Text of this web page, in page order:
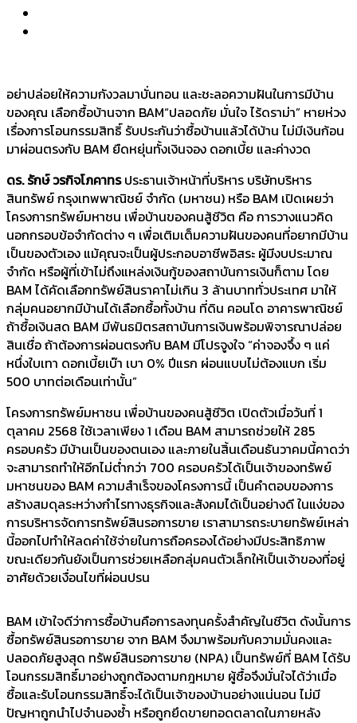
อย่าปล่อยให้ความกังวลมาบั่นทอน และชะลอความฝันในการมีบ้าน
ของคุณ เลือกซื้อบ้านจาก BAM“ปลอดภัย มั่นใจ ไร้ดราม่า” หายห่วง
เรื่องการโอนกรรมสิทธิ์ รับประกันว่าซื้อบ้านแล้วได้บ้าน ไม่มีเงินก้อน
มาผ่อนตรงกับ BAM ยืดหยุ่นทั้งเงินจอง ดอกเบี้ย และค่างวด
ดร. รักษ์ วรกิจโภคาทรประธานเจ้าหน้าที่บริหาร บริษัทบริหาร
สินทรัพย์ กรุงเทพพาณิชย์ จำกัด (มหาชน) หรือ BAM เปิดเผยว่า
โครงการทรัพย์มหาชน เพื่อบ้านของคนสู้ชีวิต คือ การวางแนวคิด
นอกกรอบข้อจำกัดต่าง ๆ เพื่อเติมเต็มความฝันของคนที่อยากมีบ้าน
เป็นของตัวเอง แม้คุณจะเป็นผู้ประกอบอาชีพอิสระ ผู้มีงบประมาณ
จำกัด หรือผู้ที่เข้าไม่ถึงแหล่งเงินกู้ของสถาบันการเงินก็ตาม โดย
BAM ได้คัดเลือกทรัพย์สินราคาไม่เกิน 3 ล้านบาททั่วประเทศ มาให้
กลุ่มคนอยากมีบ้านได้เลือกซื้อทั้งบ้าน ที่ดิน คอนโด อาคารพาณิชย์
ถ้าซื้อเงินสด BAM มีพันธมิตรสถาบันการเงินพร้อมพิจารณาปล่อย
สินเชื่อ ถ้าต้องการผ่อนตรงกับ BAM มีโปรจูงใจ “ค่าจองจึ้ง ๆ แค่
หนึ่งใบเทา ดอกเบี้ยเบ๊า เบา 0% ปีแรก ผ่อนแบบไม่ต้องแบก เริ่ม
500 บาทต่อเดือนเท่านั้น”
โครงการทรัพย์มหาชน เพื่อบ้านของคนสู้ชีวิต เปิดตัวเมื่อวันที่ 1
ตุลาคม 2568 ใช้เวลาเพียง 1 เดือน BAM สามารถช่วยให้ 285
ครอบครัว มีบ้านเป็นของตนเอง และภายในสิ้นเดือนธันวาคมนี้คาดว่า
จะสามารถทำให้อีกไม่ต่ำกว่า 700 ครอบครัวได้เป็นเจ้าของทรัพย์
มหาชนของ BAM ความสำเร็จของโครงการนี้ เป็นคำตอบของการ
สร้างสมดุลระหว่างกำไรทางธุรกิจและสังคมได้เป็นอย่างดี ในแง่ของ
การบริหารจัดการทรัพย์สินรอการขาย เราสามารถระบายทรัพย์เหล่า
นี้ออกไปทำให้ลดค่าใช้จ่ายในการถือครองได้อย่างมีประสิทธิภาพ
ขณะเดียวกันยังเป็นการช่วยเหลือกลุ่มคนตัวเล็กให้เป็นเจ้าของที่อยู่
อาศัยด้วยเงื่อนไขที่ผ่อนปรน
BAM เข้าใจดีว่าการซื้อบ้านคือการลงทุนครั้งสำคัญในชีวิต ดังนั้นการ
ซื้อทรัพย์สินรอการขาย จาก BAM จึงมาพร้อมกับความมั่นคงและ
ปลอดภัยสูงสุด ทรัพย์สินรอการขาย (NPA) เป็นทรัพย์ที่ BAM ได้รับ
โอนกรรมสิทธิ์มาอย่างถูกต้องตามกฎหมาย ผู้ซื้อจึงมั่นใจได้ว่าเมื่อ
ซื้อและรับโอนกรรมสิทธิ์จะได้เป็นเจ้าของบ้านอย่างแน่นอน ไม่มี
ปัญหาถูกนำไปจำนองซ้ำ หรือถูกยึดขายทอดตลาดในภายหลัง